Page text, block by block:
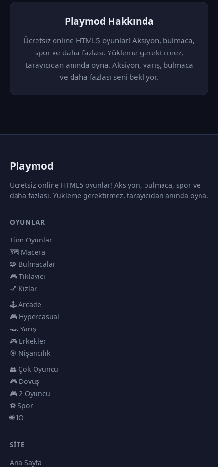
Playmod Hakkında
Ücretsiz online HTML5 oyunlar! Aksiyon, bulmaca,
spor ve daha fazlası. Yükleme gerektirmez,
tarayıcıdan anında oyna. Aksiyon, yarış, bulmaca
ve daha fazlası seni bekliyor.
Playmod
Ücretsiz online HTML5 oyunlar! Aksiyon, bulmaca, spor ve
daha fazlası. Yükleme gerektirmez, tarayıcıdan anında oyna.
OYUNLAR
Tüm Oyunlar
🗺️ Macera
🧩 Bulmacalar
🎮 Tıklayıcı
💅 Kızlar
🕹️ Arcade
🎮 Hypercasual
🏎️ Yarış
🎮 Erkekler
🎯 Nişancılık
👥 Çok Oyuncu
🎮 Dövüş
🎮 2 Oyuncu
⚽ Spor
🌐 IO
SITE
Ana Sayfa